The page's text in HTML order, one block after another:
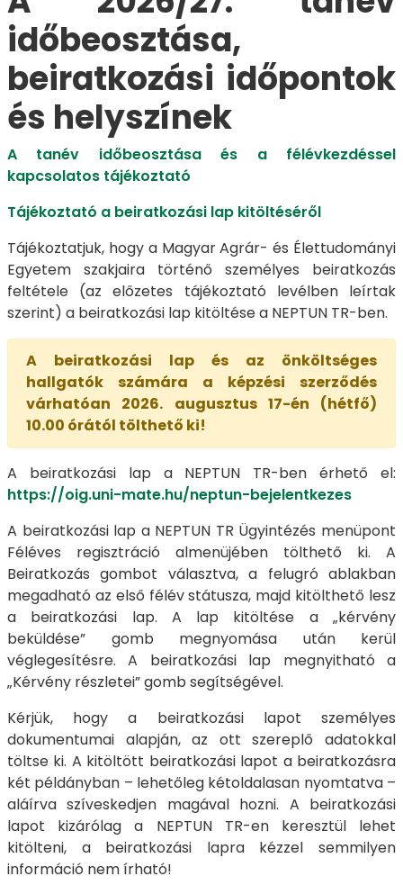
időbeosztása,
beiratkozási időpontok
és helyszínek
A tanév időbeosztása és a félévkezdéssel
kapcsolatos tájékoztató
Tájékoztató a beiratkozási lap kitöltéséről
Tájékoztatjuk, hogy a Magyar Agrár- és Élettudományi
Egyetem szakjaira történő személyes beiratkozás
feltétele (az előzetes tájékoztató levélben leírtak
szerint) a beiratkozási lap kitöltése a NEPTUN TR-ben.
A beiratkozási lap és az önköltséges
hallgatók számára a képzési szerződés
várhatóan 2026. augusztus 17-én (hétfő)
10.00 órától tölthető ki!
A beiratkozási lap a NEPTUN TR-ben érhető el:
https://oig.uni-mate.hu/neptun-bejelentkezes
A beiratkozási lap a NEPTUN TR Ügyintézés menüpont
Féléves regisztráció almenüjében tölthető ki. A
Beiratkozás gombot választva, a felugró ablakban
megadható az első félév státusza, majd kitölthető lesz
a beiratkozási lap. A lap kitöltése a „kérvény
beküldése” gomb megnyomása után kerül
véglegesítésre. A beiratkozási lap megnyitható a
„Kérvény részletei” gomb segítségével.
Kérjük, hogy a beiratkozási lapot személyes
dokumentumai alapján, az ott szereplő adatokkal
töltse ki. A kitöltött beiratkozási lapot a beiratkozásra
két példányban – lehetőleg kétoldalasan nyomtatva –
aláírva szíveskedjen magával hozni. A beiratkozási
lapot kizárólag a NEPTUN TR-en keresztül lehet
kitölteni, a beiratkozási lapra kézzel semmilyen
információ nem írható!